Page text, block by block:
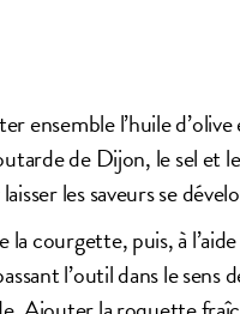
ensemble l’huile
de Dijon, le sel
les saveurs se
courgette, puis, à
l’outil dans le